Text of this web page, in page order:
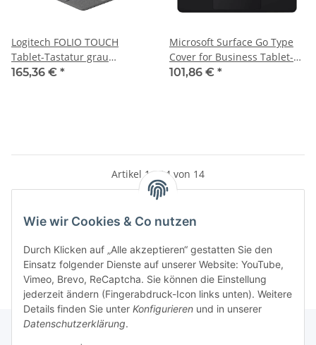
Wie wir Cookies & Co nutzen
Durch Klicken auf „Alle akzeptieren“ gestatten Sie den
Einsatz folgender Dienste auf unserer Website: YouTube,
Vimeo, Brevo, ReCaptcha. Sie können die Einstellung
jederzeit ändern (Fingerabdruck-Icon links unten). Weitere
Details finden Sie unter Konfigurieren und in unserer
Datenschutzerklärung.
Logitech FOLIO TOUCH
Tablet-Tastatur grau
geeignet für Apple iPad Air
165,36 € *
Microsoft Surface Go Type
Cover for Business Tablet-
Tastatur schwarz geeignet
101,86 € *
Artikel 1 - 14 von 14
Kategorien